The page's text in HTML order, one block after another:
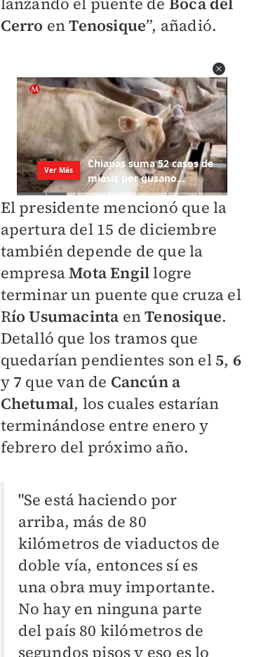
Cerro enTenosique”, añadió.
El presidente mencionó que la
apertura del 15 de diciembre
también depende de que la
empresaMota Engillogre
terminar un puente que cruza el
Río Usumacinta enTenosique.
Detalló que los tramos que
quedarían pendientes son el 5, 6
y 7 que van de Cancún a
Chetumal, los cuales estarían
terminándose entre enero y
febrero del próximo año.
"Se está haciendo por
arriba, más de 80
kilómetros de viaductos de
doble vía, entonces sí es
una obra muy importante.
No hay en ninguna parte
del país 80 kilómetros de
segundos pisos y eso es lo